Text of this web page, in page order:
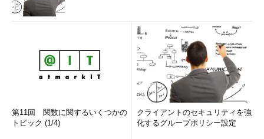
第11回 関数に関するいくつかの
トピック (1/4)
クライアントのセキュリティを強
化するグループポリシー設定